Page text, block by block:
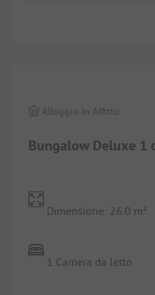
Bungalow Deluxe 1
Alloggio In Affitto
Dimensione: 26.0 m²
1 Camera da letto